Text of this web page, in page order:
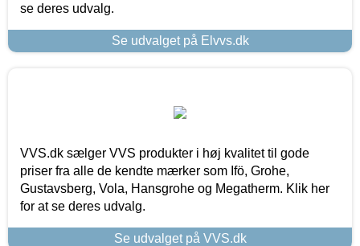
se deres udvalg.
Se udvalget på Elvvs.dk
VVS.dk sælger VVS produkter i høj kvalitet til gode
priser fra alle de kendte mærker som Ifö, Grohe,
Gustavsberg, Vola, Hansgrohe og Megatherm. Klik her
for at se deres udvalg.
Se udvalget på VVS.dk